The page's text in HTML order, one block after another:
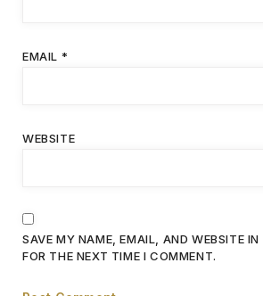
EMAIL *
WEBSITE
SAVE MY NAME, EMAIL, AND WEBSITE IN
FOR THE NEXT TIME I COMMENT.